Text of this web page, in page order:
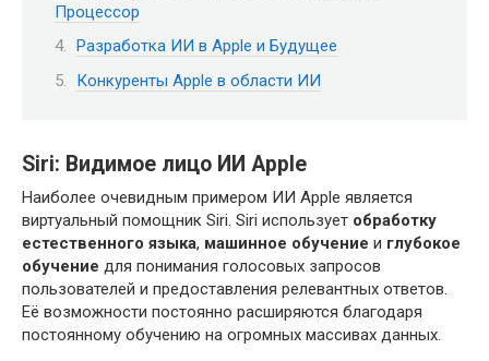
Процессор
Разработка ИИ в Apple и Будущее
Конкуренты Apple в области ИИ
Siri: Видимое лицо ИИ Apple
Наиболее очевидным примером ИИ Apple является
виртуальный помощник Siri. Siri использует обработку
естественного языка, машинное обучение и глубокое
обучение для понимания голосовых запросов
пользователей и предоставления релевантных ответов.
Её возможности постоянно расширяются благодаря
постоянному обучению на огромных массивах данных.